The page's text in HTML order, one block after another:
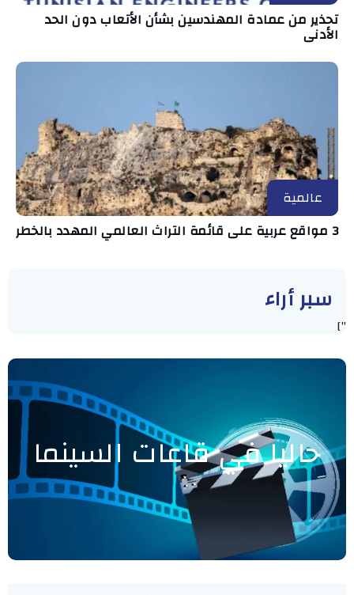
تحذير من عمادة المهندسين بشأن الأتعاب دون الحد
الأدنى
عالمية
3 مواقع عربية على قائمة التراث العالمي المهدد بالخطر
سبر أراء
"]
حاليا في قاعات السينما